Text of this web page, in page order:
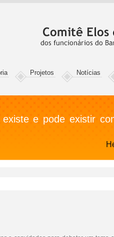
Projetos Notícias
e pode existir